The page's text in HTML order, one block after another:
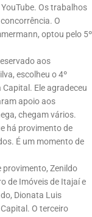
Os trabalhos
O
optou pelo 5º
aos
escolheu o 4º
Ele agradeceu
apoio aos
chegam vários.
há provimento de
É um momento de
provimento, Zenildo
de Imóveis de Itajaí e
Dionata Luis
O terceiro